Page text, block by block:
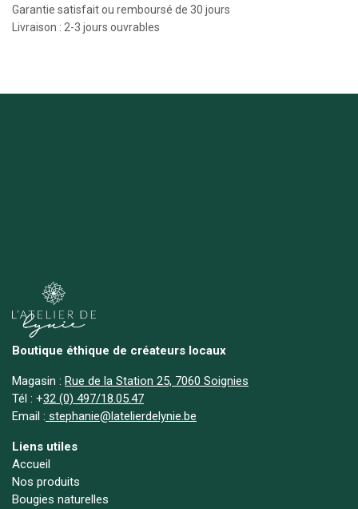
Garantie satisfait ou remboursé de 30 jours
Livraison : 2-3 jours ouvrables
Boutique éthique de créateurs locaux
Magasin : Rue de la Station 25, 7060 Soignies
Tél : +32 (0) 497/18.05.47
Email : stephanie@latelierdelynie.be
Liens utiles
Accueil
Nos produits
Bougies naturelles